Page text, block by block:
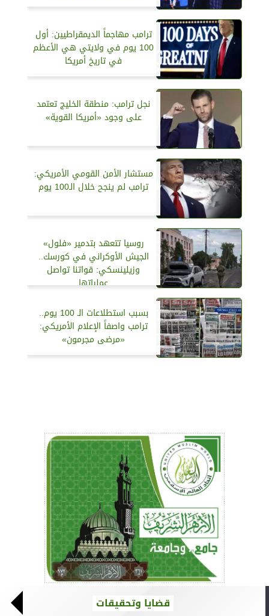
ترامب مهاجماً الديمقراطيين: أول
100 يوم في ولايتي هي الأعظم
في تاريخ أمريكا
نجل ترامب: منطقة الخليج تعتمد
على وجود «أمريكا القوية»
مستشار الأمن القومي الأمريكي:
ترامب لم ينجح خلال الـ100 يوم
روسيا تتعهد بتدمير «فلول»
الجيش الأوكراني في كورسك..
وزيلينسكي: قواتنا تواصل
عملياتها
بسبب استطلاعات الـ 100 يوم..
ترامب واصفاً الإعلام الأمريكي:
«مرضى مجرمون»
قضايا وتحقيقات